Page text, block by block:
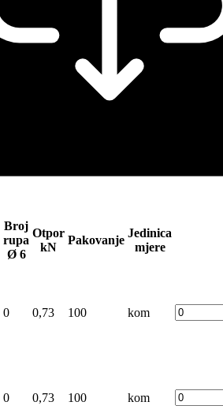
Broj
rupa
Ø 6
Otpor
kN
Pakovanje
Jedinica
mjere
0 0,73 100 kom
0 0,73 100 kom